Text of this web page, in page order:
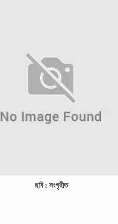
ছবি : সংগৃহীত